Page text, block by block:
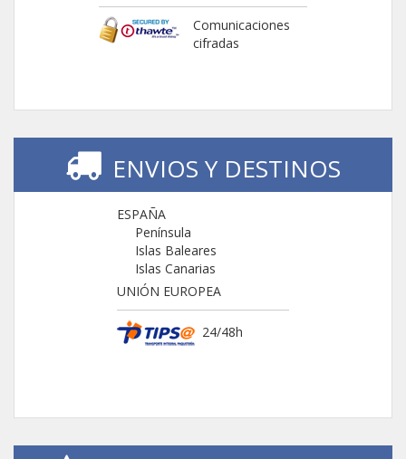
Comunicaciones
cifradas
ENVIOS Y DESTINOS
ESPAÑA
Península
Islas Baleares
Islas Canarias
UNIÓN EUROPEA
24/48h